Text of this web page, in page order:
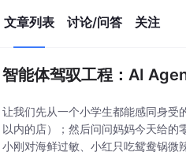
文章列表 讨论/问答 关注
智能体驾驭工程：AI
让我们先从一个小学生都能感同身
以内的店）；然后问问妈妈今天给
小刚对海鲜过敏、小红只吃鸳鸯锅微